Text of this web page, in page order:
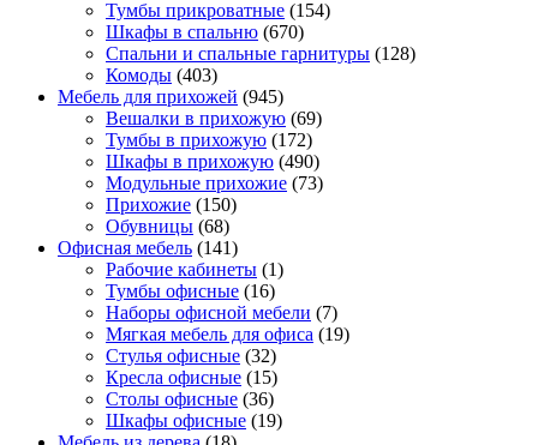
Тумбы прикроватные (154)
Шкафы в спальню (670)
Спальни и спальные гарнитуры (128)
Комоды (403)
Мебель для прихожей (945)
Вешалки в прихожую (69)
Тумбы в прихожую (172)
Шкафы в прихожую (490)
Модульные прихожие (73)
Прихожие (150)
Обувницы (68)
Офисная мебель (141)
Рабочие кабинеты (1)
Тумбы офисные (16)
Наборы офисной мебели (7)
Мягкая мебель для офиса (19)
Стулья офисные (32)
Кресла офисные (15)
Столы офисные (36)
Шкафы офисные (19)